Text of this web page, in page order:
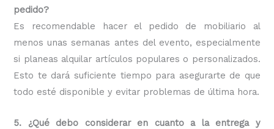
pedido?
Es recomendable hacer el pedido de mobiliario al
menos unas semanas antes del evento, especialmente
si planeas alquilar artículos populares o personalizados.
Esto te dará suficiente tiempo para asegurarte de que
todo esté disponible y evitar problemas de última hora.
5. ¿Qué debo considerar en cuanto a la entrega y